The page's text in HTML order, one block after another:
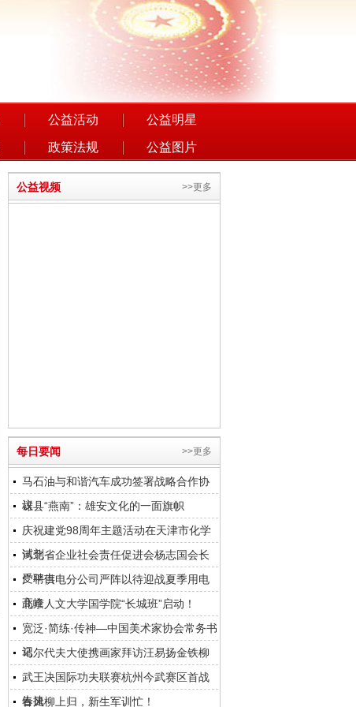
公益活动 公益明星
政策法规 公益图片
公益视频 >>更多
每日要闻 >>更多
马石油与和谐汽车成功签署战略合作协
议
雄县“燕南”：雄安文化的一面旗帜
庆祝建党98周年主题活动在天津市化学
试剂
河北省企业社会责任促进会杨志国会长
受聘吉
广平供电分公司严阵以待迎战夏季用电
高峰
北京人文大学国学院“长城班”启动！
宽泛·简练·传神—中国美术家协会常务书
记
马尔代夫大使携画家拜访汪易扬金铁柳
武王决国际功夫联赛杭州今武赛区首战
告捷
春风柳上归，新生军训忙！